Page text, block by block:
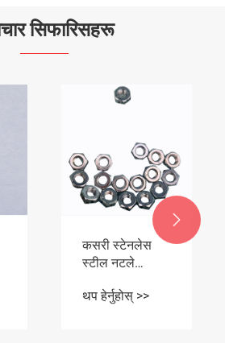
सिफारिसहरू
कसरी स्टेनलेस
स्टील नटले
विधानसभा
थप हेर्नुहोस् >>
